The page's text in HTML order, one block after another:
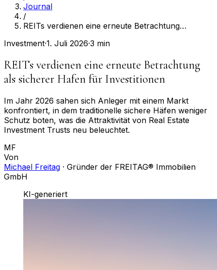
Journal
/
REITs verdienen eine erneute Betrachtung…
Investment·1. Juli 2026·3 min
REITs verdienen eine erneute Betrachtung
als sicherer Hafen für Investitionen
Im Jahr 2026 sahen sich Anleger mit einem Markt
konfrontiert, in dem traditionelle sichere Häfen weniger
Schutz boten, was die Attraktivität von Real Estate
Investment Trusts neu beleuchtet.
MF
Von
Michael Freitag · Gründer der FREITAG® Immobilien
GmbH
KI-generiert